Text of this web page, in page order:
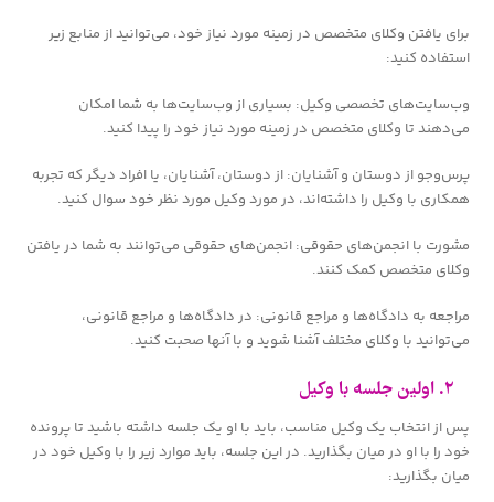
برای یافتن وکلای متخصص در زمینه مورد نیاز خود، می‌توانید از منابع زیر
استفاده کنید:
وب‌سایت‌های تخصصی وکیل: بسیاری از وب‌سایت‌ها به شما امکان
می‌دهند تا وکلای متخصص در زمینه مورد نیاز خود را پیدا کنید.
پرس‌وجو از دوستان و آشنایان: از دوستان، آشنایان، یا افراد دیگر که تجربه
همکاری با وکیل را داشته‌اند، در مورد وکیل مورد نظر خود سوال کنید.
مشورت با انجمن‌های حقوقی: انجمن‌های حقوقی می‌توانند به شما در یافتن
وکلای متخصص کمک کنند.
مراجعه به دادگاه‌ها و مراجع قانونی: در دادگاه‌ها و مراجع قانونی،
می‌توانید با وکلای مختلف آشنا شوید و با آنها صحبت کنید.
۲. اولین جلسه با وکیل
پس از انتخاب یک وکیل مناسب، باید با او یک جلسه داشته باشید تا پرونده
خود را با او در میان بگذارید. در این جلسه، باید موارد زیر را با وکیل خود در
میان بگذارید: